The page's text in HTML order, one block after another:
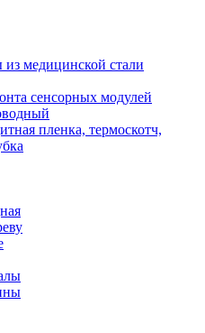
медицинской стали
сенсорных модулей
пленка, термоскотч,